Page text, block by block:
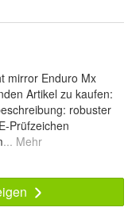
mirror Enduro Mx
Artikel zu kaufen:
robuster
Prüfzeichen
... Mehr